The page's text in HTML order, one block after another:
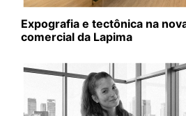
Expografia e tectônica na
comercial da Lapima